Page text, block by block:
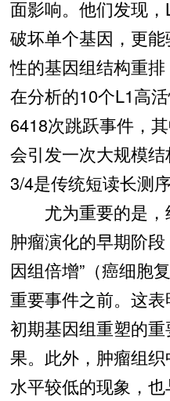
面影响。他们发现
破坏单个基因，更
性的基因组结构重排
在分析的10个L1高
6418次跳跃事件，
会引发一次大规模
3/4是传统短读长测
尤为重要的是，
肿瘤演化的早期阶
因组倍增”（癌细胞
重要事件之前。这
初期基因组重塑的
果。此外，肿瘤组
水平较低的现象，